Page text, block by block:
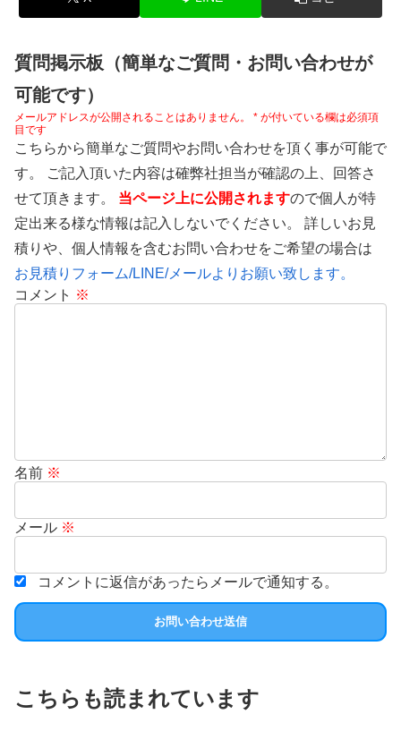
質問掲示板（簡単なご質問・お問い合わせが
可能です）
メールアドレスが公開されることはありません。 * が付いている欄は必須項
目です
こちらから簡単なご質問やお問い合わせを頂く事が可能で
す。 ご記入頂いた内容は確弊社担当が確認の上、回答さ
せて頂きます。 当ページ上に公開されますので個人が特
定出来る様な情報は記入しないでください。 詳しいお見
積りや、個人情報を含むお問い合わせをご希望の場合は
お見積りフォーム/LINE/メールよりお願い致します。
コメント ※
名前 ※
メール ※
コメントに返信があったらメールで通知する。
こちらも読まれています